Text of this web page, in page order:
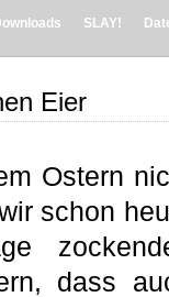
SLAY!
Eier
Ostern
schon
dass